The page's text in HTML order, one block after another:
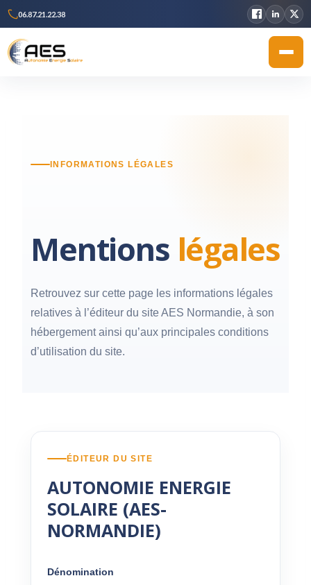
06.87.21.22.38
INFORMATIONS LÉGALES
Mentions légales
Retrouvez sur cette page les informations légales
relatives à l’éditeur du site AES Normandie, à son
hébergement ainsi qu’aux principales conditions
d’utilisation du site.
ÉDITEUR DU SITE
AUTONOMIE ENERGIE
SOLAIRE (AES-
NORMANDIE)
Dénomination